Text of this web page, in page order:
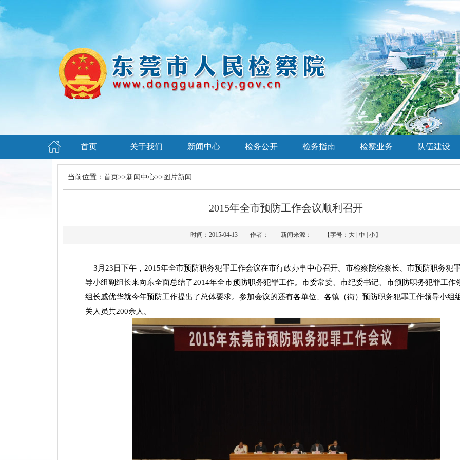
首页 关于我们 新闻中心 检务公开 检务指南 检察业务 队伍建设
当前位置： 首页>>新闻中心>> 图片新闻
2015年全市预防工作会议顺利召开
时间：2015-04-13 作者： 新闻来源： 【字号： 大 中 小】
3月23日下午，2015年全市预防职务犯罪工作会议在市行政办事中心召开。市检察院检察长、市预防职务犯
导小组副组长来向东全面总结了2014年全市预防职务犯罪工作。市委常委、市纪委书记、市预防职务犯罪工作
组长戚优华就今年预防工作提出了总体要求。参加会议的还有各单位、各镇（街）预防职务犯罪工作领导小组
关人员共200余人。